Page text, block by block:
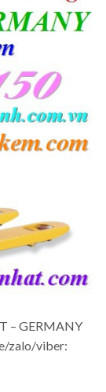
– GERMANY
zalo/viber: